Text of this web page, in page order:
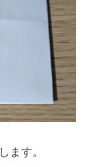
ます。